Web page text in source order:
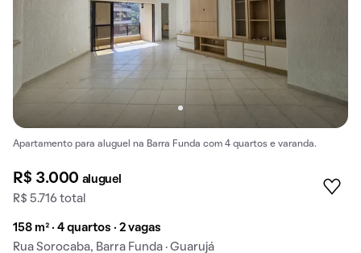
Apartamento para aluguel na Barra Funda com 4 quartos e varanda.
R$ 3.000 aluguel
R$ 5.716 total
158 m² · 4 quartos · 2 vagas
Rua Sorocaba, Barra Funda · Guarujá